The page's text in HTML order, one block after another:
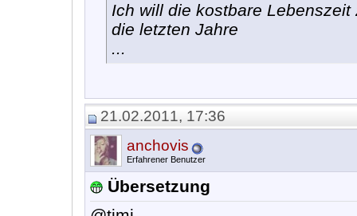
Ich will die kostbare Lebenszeit
die letzten Jahre
...
21.02.2011, 17:36
anchovis
Erfahrener Benutzer
Übersetzung